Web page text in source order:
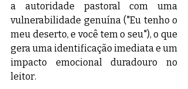
a autoridade pastoral com uma
vulnerabilidade genuína ("Eu tenho o
meu deserto, e você tem o seu"), o que
gera uma identificação imediata e um
impacto emocional duradouro no
leitor.